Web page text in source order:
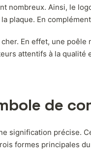
nombreux. Ainsi, le
plaque. En
En effet, une
attentifs à la
de
signification précise.
formes principales